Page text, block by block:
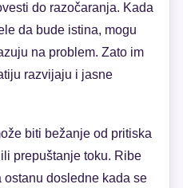
do razočaranja. Kada
da bude istina, mogu
na problem. Zato im
razvijaju i jasne
biti bežanje od pritiska
prepuštanje toku. Ribe
dosledne kada se